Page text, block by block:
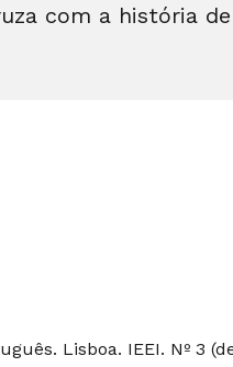
com a história
Lisboa. IEEI. Nº 3